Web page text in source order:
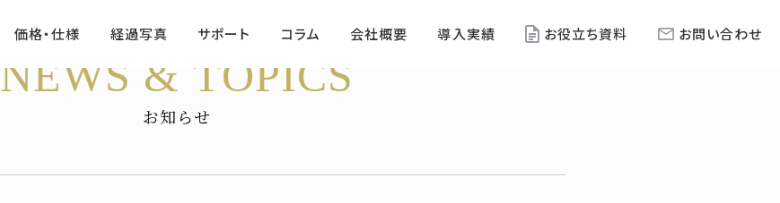
価格・仕様 経過写真 サポート コラム 会社概要 導入実績 お役立ち資料 お問い合わせ
NEWS & TOPICS
お知らせ